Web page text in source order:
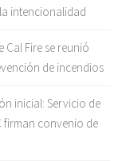
intencionalidad
Cal Fire se reunió
de incendios
inicial: Servicio de
firman convenio de